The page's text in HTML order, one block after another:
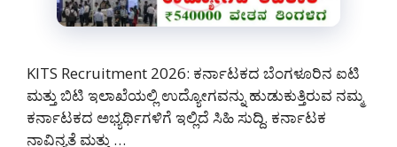
KITS Recruitment 2026: ಕರ್ನಾಟಕದ ಬೆಂಗಳೂರಿನ ಐಟಿ
ಮತ್ತು ಬಿಟಿ ಇಲಾಖೆಯಲ್ಲಿ ಉದ್ಯೋಗವನ್ನು ಹುಡುಕುತ್ತಿರುವ ನಮ್ಮ
ಕರ್ನಾಟಕದ ಅಭ್ಯರ್ಥಿಗಳಿಗೆ ಇಲ್ಲಿದೆ ಸಿಹಿ ಸುದ್ದಿ. ಕರ್ನಾಟಕ
ನಾವಿನ್ಯತೆ ಮತ್ತು …